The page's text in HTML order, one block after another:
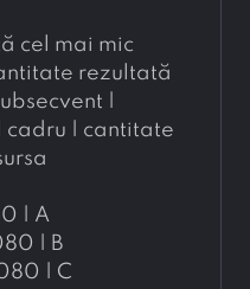
cel mai mic
rezultată
|
cadru | cantitate
| A
| B
| C